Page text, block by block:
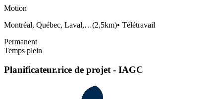
Motion
Montréal, Québec, Laval,…(2,5km)• Télétravail
Permanent
Temps plein
Planificateur.rice de projet - IAGC